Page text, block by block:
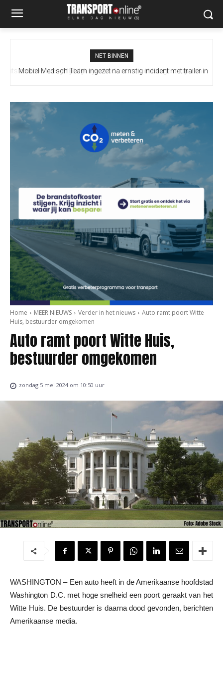
NET BINNEN
Mobiel Medisch Team ingezet na ernstig incident met trailer in
Home MEER NIEUWS Verder in het nieuws
Auto ramt poort Witte
Huis, bestuurder omgekomen
Auto ramt poort Witte Huis,
bestuurder omgekomen
zondag 5 mei 2024 om 10:50 uur
WASHINGTON – Een auto heeft in de Amerikaanse hoofdstad
Washington D.C. met hoge snelheid een poort geraakt van het
Witte Huis. De bestuurder is daarna dood gevonden, berichten
Amerikaanse media.